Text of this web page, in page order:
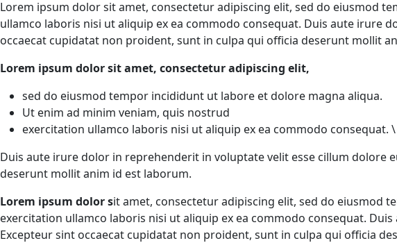
Lorem ipsum dolor sit amet, consectetur adipiscing elit, sed do eiusmod
ullamco laboris nisi ut aliquip ex ea commodo consequat. Duis aute irure
occaecat cupidatat non proident, sunt in culpa qui officia deserunt mollit
Lorem ipsum dolor sit amet, consectetur adipiscing elit,
sed do eiusmod tempor incididunt ut labore et dolore magna aliqua.
Ut enim ad minim veniam, quis nostrud
exercitation ullamco laboris nisi ut aliquip ex ea commodo consequat. \
Duis aute irure dolor in reprehenderit in voluptate velit esse cillum dolore
deserunt mollit anim id est laborum.
Lorem ipsum dolor sit amet, consectetur adipiscing elit, sed do eiusmod
exercitation ullamco laboris nisi ut aliquip ex ea commodo consequat.
Excepteur sint occaecat cupidatat non proident, sunt in culpa qui officia